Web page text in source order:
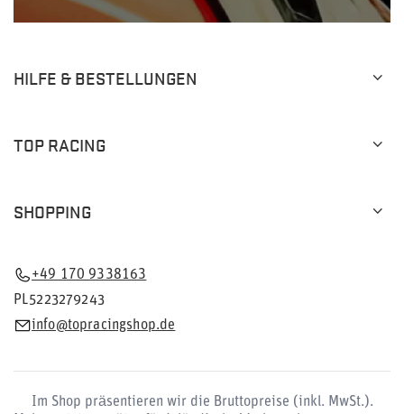
HILFE & BESTELLUNGEN
TOP RACING
SHOPPING
+49 170 9338163
PL5223279243
info@topracingshop.de
Im Shop präsentieren wir die Bruttopreise (inkl. MwSt.).